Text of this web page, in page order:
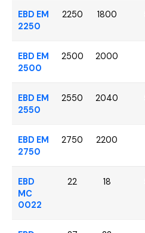
EBD EM
2250
2250 1800
EBD EM
2500
2500 2000
EBD EM
2550
2550 2040
EBD EM
2750
2750 2200
EBD
MC
0022
22 18